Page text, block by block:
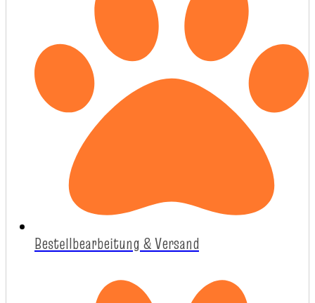
Bestellbearbeitung & Versand